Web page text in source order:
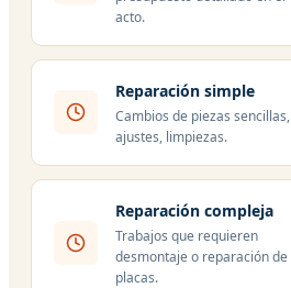
acto.
Reparación simple
Cambios de piezas sencillas,
ajustes, limpiezas.
Reparación compleja
Trabajos que requieren
desmontaje o reparación de
placas.